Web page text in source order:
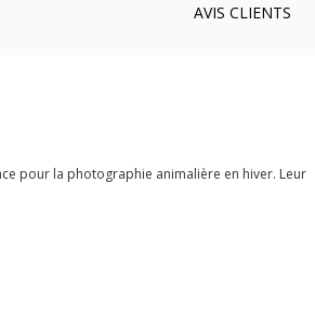
AVIS CLIENTS
pour la photographie animalière en hiver. Leur